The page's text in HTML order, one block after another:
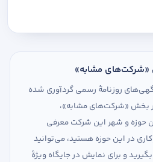
«شرکت‌های مشابه»
روزنامهٔ رسمی گردآوری شده
بخش «شرکت‌های مشابه»،
حوزه و شهر این شرکت معرفی
در این حوزه هستید، می‌توانید
و برای نمایش در جایگاه ویژهٔ